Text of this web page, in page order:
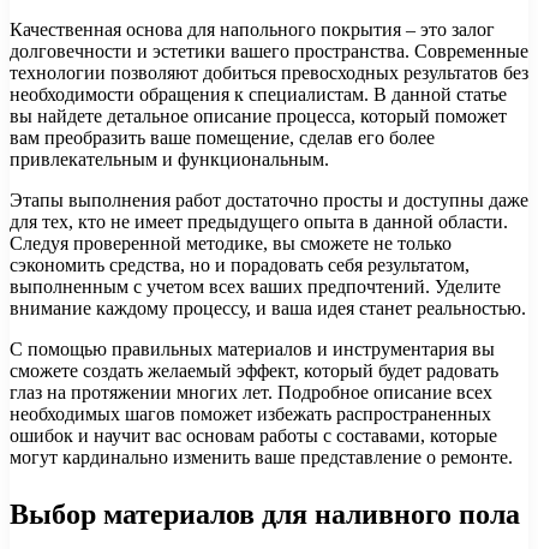
Качественная основа для напольного покрытия – это залог
долговечности и эстетики вашего пространства. Современные
технологии позволяют добиться превосходных результатов без
необходимости обращения к специалистам. В данной статье
вы найдете детальное описание процесса, который поможет
вам преобразить ваше помещение, сделав его более
привлекательным и функциональным.
Этапы выполнения работ достаточно просты и доступны даже
для тех, кто не имеет предыдущего опыта в данной области.
Следуя проверенной методике, вы сможете не только
сэкономить средства, но и порадовать себя результатом,
выполненным с учетом всех ваших предпочтений. Уделите
внимание каждому процессу, и ваша идея станет реальностью.
С помощью правильных материалов и инструментария вы
сможете создать желаемый эффект, который будет радовать
глаз на протяжении многих лет. Подробное описание всех
необходимых шагов поможет избежать распространенных
ошибок и научит вас основам работы с составами, которые
могут кардинально изменить ваше представление о ремонте.
Выбор материалов для наливного пола